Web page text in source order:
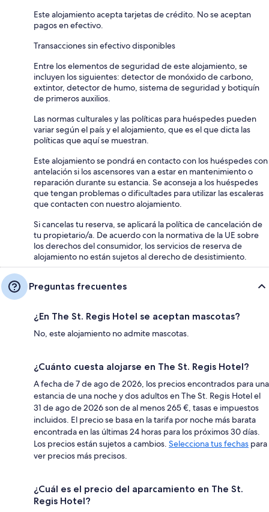
Este alojamiento acepta tarjetas de crédito. No se aceptan
pagos en efectivo.
Transacciones sin efectivo disponibles
Entre los elementos de seguridad de este alojamiento, se
incluyen los siguientes: detector de monóxido de carbono,
extintor, detector de humo, sistema de seguridad y botiquín
de primeros auxilios.
Las normas culturales y las políticas para huéspedes pueden
variar según el país y el alojamiento, que es el que dicta las
políticas que aquí se muestran.
Este alojamiento se pondrá en contacto con los huéspedes con
antelación si los ascensores van a estar en mantenimiento o
reparación durante su estancia. Se aconseja a los huéspedes
que tengan problemas o dificultades para utilizar las escaleras
que contacten con nuestro alojamiento.
Si cancelas tu reserva, se aplicará la política de cancelación de
tu propietario/a. De acuerdo con la normativa de la UE sobre
los derechos del consumidor, los servicios de reserva de
alojamiento no están sujetos al derecho de desistimiento.
Preguntas frecuentes
¿En The St. Regis Hotel se aceptan mascotas?
No, este alojamiento no admite mascotas.
¿Cuánto cuesta alojarse en The St. Regis Hotel?
A fecha de 7 de ago de 2026, los precios encontrados para una
estancia de una noche y dos adultos en The St. Regis Hotel el
31 de ago de 2026 son de al menos 265 €, tasas e impuestos
incluidos. El precio se basa en la tarifa por noche más barata
encontrada en las últimas 24 horas para los próximos 30 días.
Los precios están sujetos a cambios. Selecciona tus fechas para
ver precios más precisos.
¿Cuál es el precio del aparcamiento en The St.
Regis Hotel?